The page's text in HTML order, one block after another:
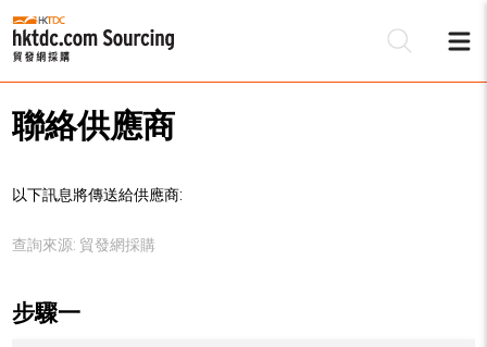
聯絡供應商
以下訊息將傳送給供應商:
查詢來源: 貿發網採購
步驟一